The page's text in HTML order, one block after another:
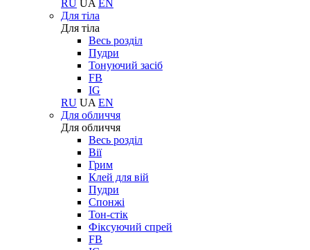
RU UA EN
Для тіла
Для тіла
Весь розділ
Пудри
Тонуючий засіб
FB
IG
RU UA EN
Для обличчя
Для обличчя
Весь розділ
Вії
Грим
Клей для вій
Пудри
Спонжі
Тон-стік
Фіксуючий спрей
FB